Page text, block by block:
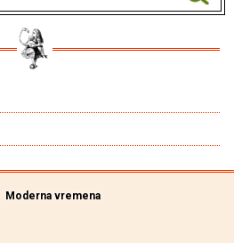
Moderna vremena